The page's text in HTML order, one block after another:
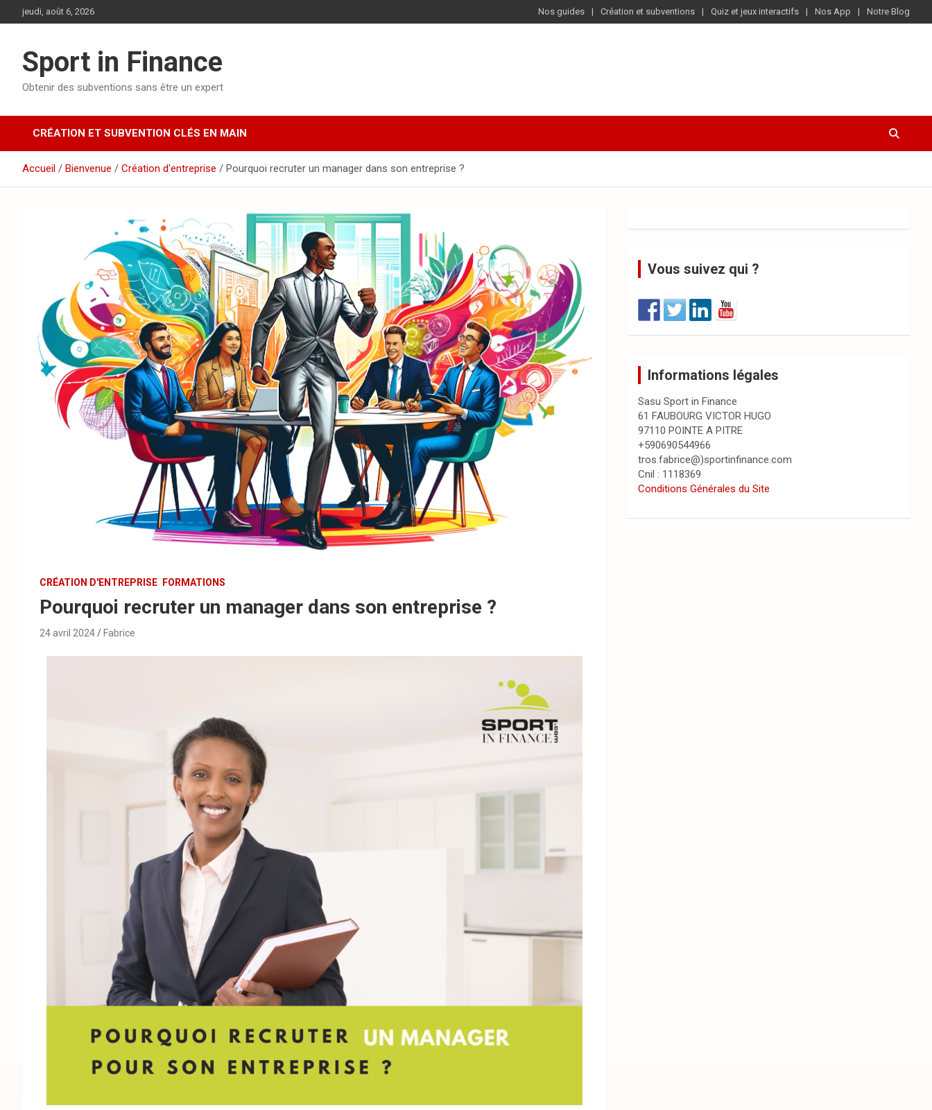
jeudi, août 6, 2026 Nos guides Création et subventions Quiz et jeux interactifs Nos App Notre Blog
Sport in Finance
Obtenir des subventions sans être un expert
CRÉATION ET SUBVENTION CLÉS EN MAIN
Accueil Bienvenue Création d'entreprise Pourquoi recruter un manager dans son entreprise ?
CRÉATION D'ENTREPRISE FORMATIONS
Pourquoi recruter un manager dans son entreprise ?
24 avril 2024 Fabrice
Vous suivez qui ?
Informations légales
Sasu Sport in Finance
61 FAUBOURG VICTOR HUGO
97110 POINTE A PITRE
+590690544966
tros.fabrice@)sportinfinance.com
Cnil : 1118369
Conditions Générales du Site